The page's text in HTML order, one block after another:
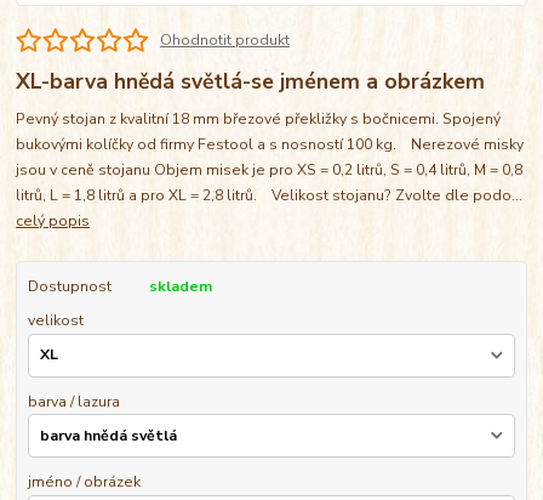
Ohodnotit produkt
XL-barva hnědá světlá-se jménem a obrázkem
Pevný stojan z kvalitní 18 mm březové překližky s bočnicemi. Spojený
bukovými kolíčky od firmy Festool a s nosností 100 kg. Nerezové misky
jsou v ceně stojanu Objem misek je pro XS = 0,2 litrů, S = 0,4 litrů, M = 0,8
litrů, L = 1,8 litrů a pro XL = 2,8 litrů. Velikost stojanu? Zvolte dle podo...
celý popis
Dostupnost
skladem
velikost
barva / lazura
jméno / obrázek